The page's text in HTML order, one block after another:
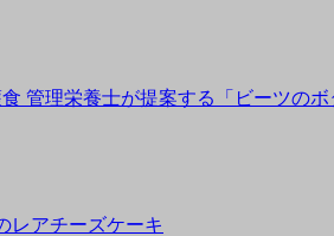
管理栄養士が提案する「ビーツのボ
レアチーズケーキ